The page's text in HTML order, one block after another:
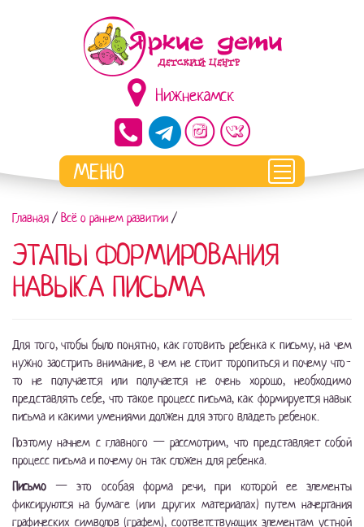
Нижнекамск
Главная / Всё о раннем развитии /
ЭТАПЫ ФОРМИРОВАНИЯ
НАВЫКА ПИСЬМА
Для того, чтобы было понятно, как готовить ребенка к письму, на чем
нужно заострить внимание, в чем не стоит торопиться и почему что-
то не получается или получается не очень хорошо, необходимо
представлять себе, что такое процесс письма, как формируется навык
письма и какими умениями должен для этого владеть ребенок.
Поэтому начнем с главного — рассмотрим, что представляет собой
процесс письма и почему он так сложен для ребенка.
Письмо— это особая форма речи, при которой ее элементы
фиксируются на бумаге (или других материалах) путем начертания
графических символов (графем), соответствующих элементам устной